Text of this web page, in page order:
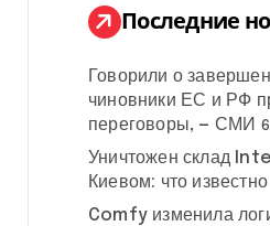
:
Последние
Говорили о
чиновники ЕС и РФ
переговоры, — СМИ
Уничтожен склад
Киевом: что
Comfy изменила